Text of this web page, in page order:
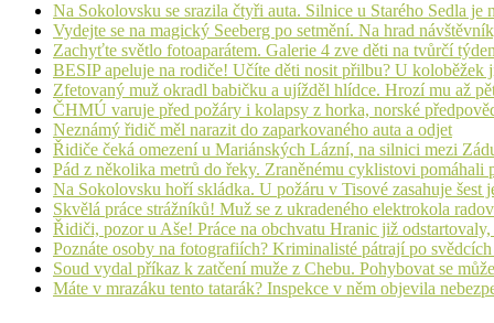
Na Sokolovsku se srazila čtyři auta. Silnice u Starého Sedla je
Vydejte se na magický Seeberg po setmění. Na hrad
Zachyťte světlo fotoaparátem. Galerie 4 zve děti na tvůrčí
BESIP apeluje na rodiče! Učíte děti nosit přilbu? U koloběžek
Zfetovaný muž okradl babičku a ujížděl hlídce. Hrozí mu až
ČHMÚ varuje před požáry i kolapsy z horka, norské
Neznámý řidič měl narazit do zaparkovaného auta a odjet
Řidiče čeká omezení u Mariánských Lázní, na silnici mezi
Pád z několika metrů do řeky. Zraněnému cyklistovi pomáhali
Na Sokolovsku hoří skládka. U požáru v Tisové zasahuje šest
Skvělá práce strážníků! Muž se z ukradeného elektrokola
Řidiči, pozor u Aše! Práce na obchvatu Hranic již
Poznáte osoby na fotografiích? Kriminalisté pátrají po
Soud vydal příkaz k zatčení muže z Chebu. Pohybovat se
Máte v mrazáku tento tatarák? Inspekce v něm objevila